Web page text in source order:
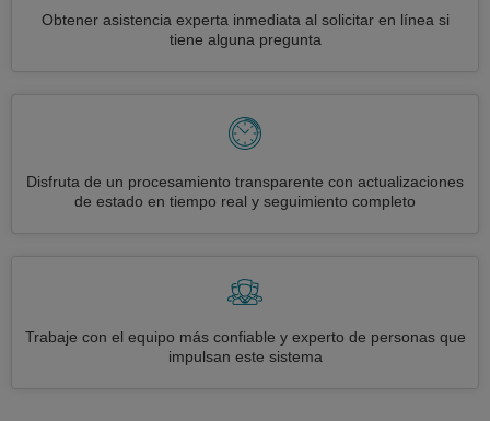
Obtener asistencia experta inmediata al solicitar en línea si
tiene alguna pregunta
Disfruta de un procesamiento transparente con actualizaciones
de estado en tiempo real y seguimiento completo
Trabaje con el equipo más confiable y experto de personas que
impulsan este sistema